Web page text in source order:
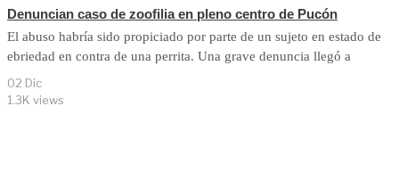
Denuncian caso de zoofilia en pleno centro de Pucón
El abuso habría sido propiciado por parte de un sujeto en estado de
ebriedad en contra de una perrita. Una grave denuncia llegó a
02 Dic
1.3K views